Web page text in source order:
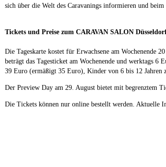
sich über die Welt des Caravanings informieren und
Tickets und Preise zum CARAVAN SALON
Die Tageskarte kostet für Erwachsene am
beträgt das Tagesticket am Wochenende und werktags
39 Euro (ermäßigt 35 Euro), Kinder von 6 bis 12 Jahren
Der Preview Day am 29. August bietet mit begrenztem
Die Tickets können nur online bestellt werden. Aktuelle